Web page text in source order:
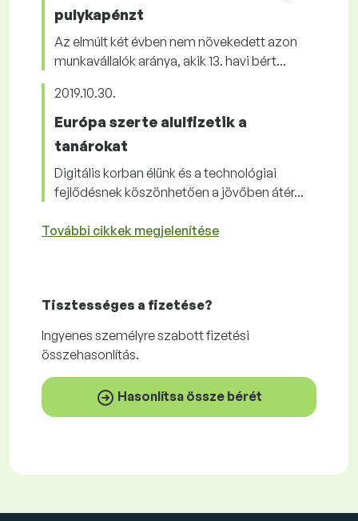
pulykapénzt
Az elmúlt két évben nem növekedett azon
munkavállalók aránya, akik 13. havi bért...
2019.10.30.
Európa szerte alulfizetik a
tanárokat
Digitális korban élünk és a technológiai
fejlődésnek köszönhetően a jövőben átér...
További cikkek megjelenítése
Tisztességes a fizetése?
Ingyenes személyre szabott fizetési
összehasonlítás.
Hasonlítsa össze bérét